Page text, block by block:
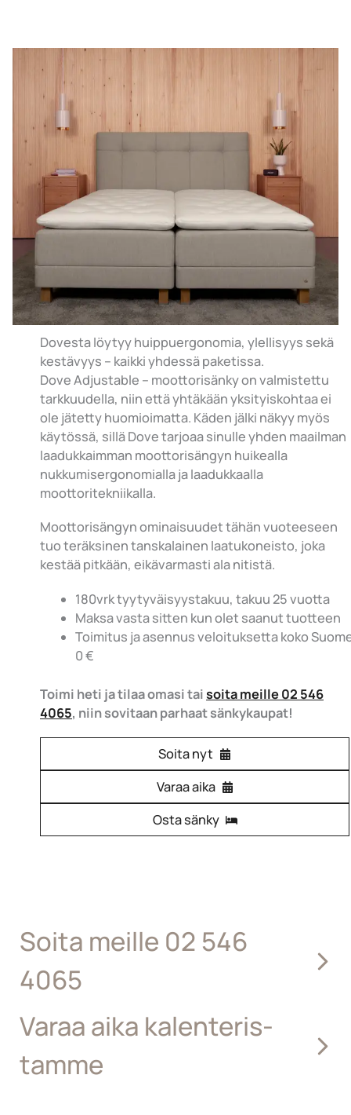
Dovesta löytyy huippuergonomia, ylellisyys sekä
kestävyys – kaikki yhdessä paketissa.
Dove Adjustable – moottorisänky on valmistettu
tarkkuudella, niin että yhtäkään yksityiskohtaa ei
ole jätetty huomioimatta. Käden jälki näkyy myös
käytössä, sillä Dove tarjoaa sinulle yhden maailman
laadukkaimman moottorisängyn huikealla
nukkumisergonomialla ja laadukkaalla
moottoritekniikalla.
Moottorisängyn ominaisuudet tähän vuoteeseen
tuo teräksinen tanskalainen laatukoneisto, joka
kestää pitkään, eikävarmasti ala nitistä.
180vrk tyytyväisyystakuu, takuu 25 vuotta
Maksa vasta sitten kun olet saanut tuotteen
Toimitus ja asennus veloituksetta koko
0 €
Toimi heti ja tilaa omasi taisoita meille 02 546
4065, niin sovitaan parhaat sänkykaupat!
Soita nyt
Varaa aika
Osta sänky
Soita meille 02 546
4065
Varaa aika kalenteris­
tamme